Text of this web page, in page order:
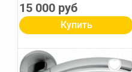
15 000 руб
Купить